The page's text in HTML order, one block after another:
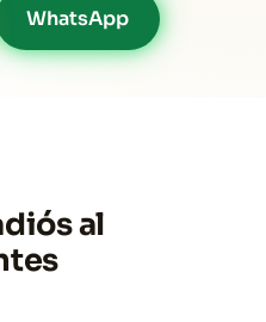
WhatsApp
al